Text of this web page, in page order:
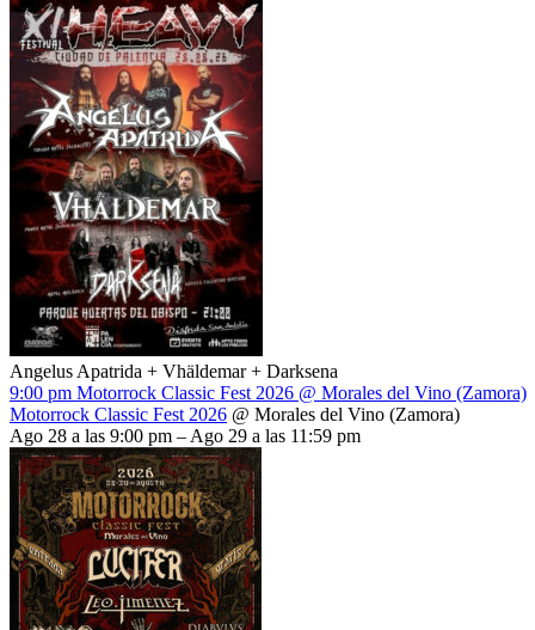
Angelus Apatrida + Vhäldemar + Darksena
9:00 pm Motorrock Classic Fest 2026 @ Morales del Vino (Zamora)
Motorrock Classic Fest 2026 @ Morales del Vino (Zamora)
Ago 28 a las 9:00 pm – Ago 29 a las 11:59 pm